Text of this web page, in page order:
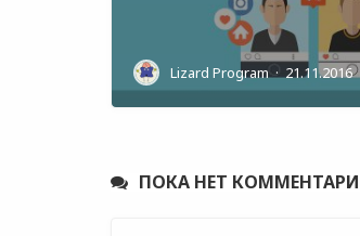
Lizard Program · 21.11.2016
ПОКА НЕТ